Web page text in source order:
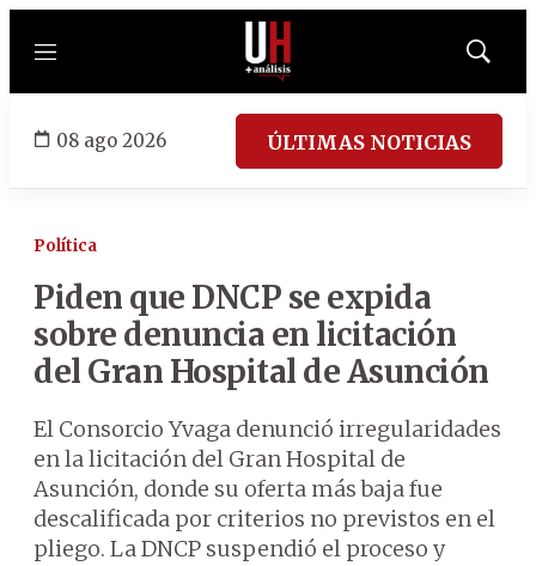
Menú
Mostrar
08 ago 2026 ÚLTIMAS NOTICIAS
Política
Piden que DNCP se expida
sobre denuncia en licitación
del Gran Hospital de Asunción
El Consorcio Yvaga denunció irregularidades
en la licitación del Gran Hospital de
Asunción, donde su oferta más baja fue
descalificada por criterios no previstos en el
pliego. La DNCP suspendió el proceso y